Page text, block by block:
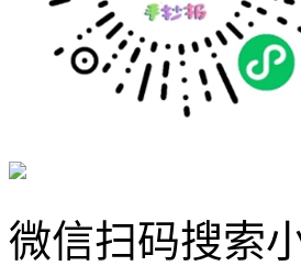
微信扫码搜索